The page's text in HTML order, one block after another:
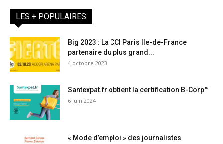
LES + POPULAIRES
Big 2023 : La CCI Paris Ile-de-France
partenaire du plus grand...
4 octobre 2023
Santexpat.fr obtient la certification B-Corp™
6 juin 2024
« Mode d’emploi » des journalistes